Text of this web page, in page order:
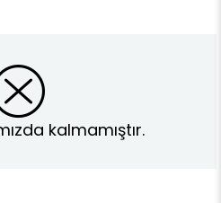
kalmamıştır.